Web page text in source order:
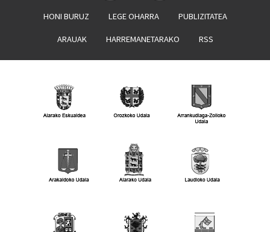
HONI BURUZ LEGE OHARRA PUBLIZITATEA
ARAUAK HARREMANETARAKO RSS